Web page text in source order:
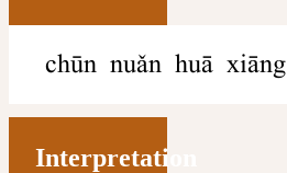
chūn nuǎn huā xiāng
Interpretation